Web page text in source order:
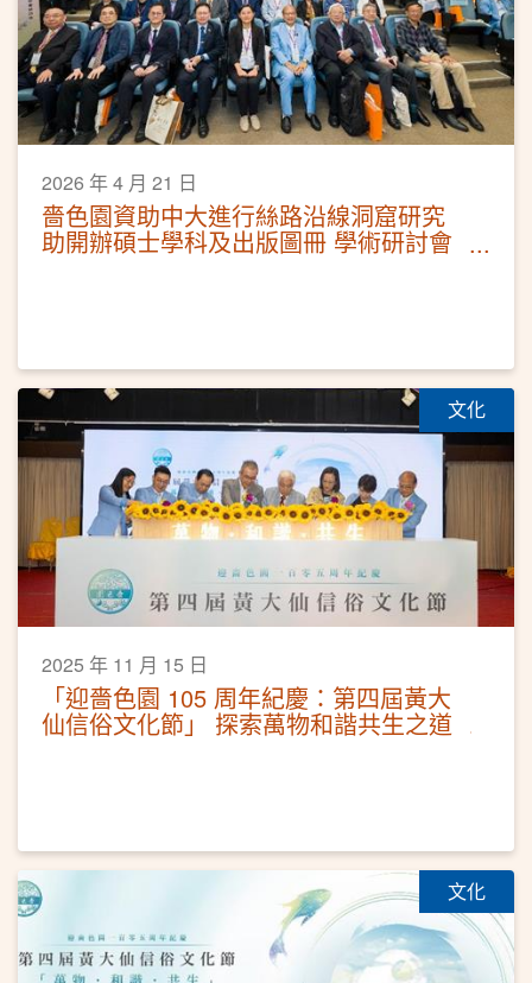
2026 年 4 月 21 日
嗇色園資助中大進行絲路沿線洞窟研究
助開辦碩士學科及出版圖冊 學術研討會
文化
2025 年 11 月 15 日
「迎嗇色園 105 周年紀慶：第四屆黃大
仙信俗文化節」 探索萬物和諧共生之道
文化